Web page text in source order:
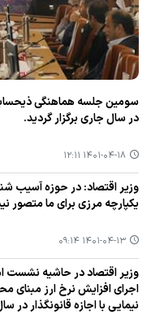
سومین جلسه هماهنگی
در سال جاری برگزار گردید.
۱۴۰۱-۰۴-۱۸ ۱۲:۱۱
وزیر اقتصاد: در حوزه آسیب
یكپارچه مرزی برای ما متصور
۱۴۰۱-۰۴-۱۳ ۰۹:۱۴
وزیر اقتصاد در حاشیه نشست
نیمایی با اجازه قانونگذار در سال